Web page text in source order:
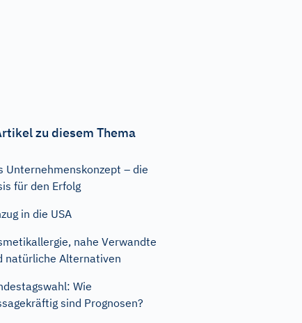
zu diesem Thema
Unternehmenskonzept – die
für den Erfolg
in die USA
nahe Verwandte
natürliche Alternativen
Wie
sind Prognosen?